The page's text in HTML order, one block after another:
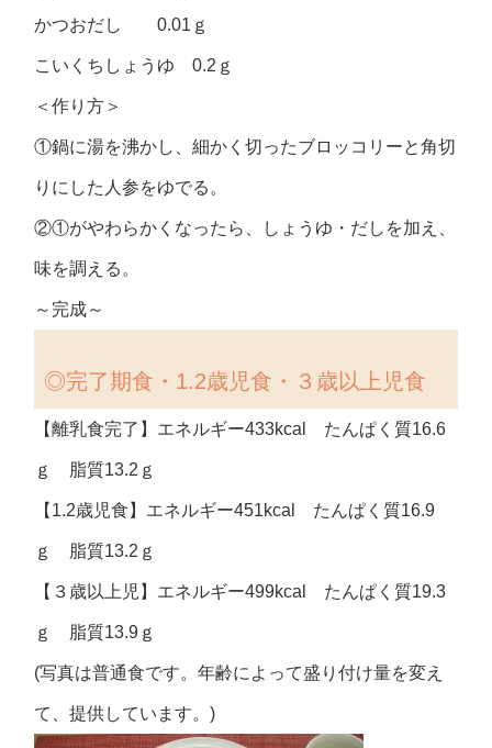
かつおだし 0.01ｇ
こいくちしょうゆ 0.2ｇ
＜作り方＞
①鍋に湯を沸かし、細かく切ったブロッコリーと角切
りにした人参をゆでる。
②①がやわらかくなったら、しょうゆ・だしを加え、
味を調える。
～完成～
◎完了期食・1.2歳児食・３歳以上児食
【離乳食完了】エネルギー433kcal たんぱく質16.6
ｇ 脂質13.2ｇ
【1.2歳児食】エネルギー451kcal たんぱく質16.9
ｇ 脂質13.2ｇ
【３歳以上児】エネルギー499kcal たんぱく質19.3
ｇ 脂質13.9ｇ
(写真は普通食です。年齢によって盛り付け量を変え
て、提供しています。)